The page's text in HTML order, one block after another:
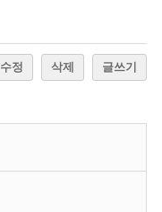
수정 삭제 글쓰기